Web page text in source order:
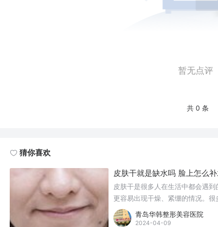
暂无点评
共 0 条
猜你喜欢
皮肤干就是缺水吗 脸上怎么
皮肤干是很多人在生活中都会遇
更容易出现干燥、紧绷的情况。
原因可能更为复杂。那么，皮肤
青岛华韩整形美容医院
2024-04-09